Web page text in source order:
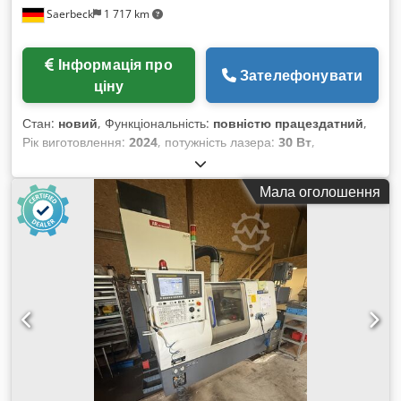
Saerbeck 1 717 km
ціну
Зателефонувати
Стан: новий, Функціональність: повністю працездатний,
Рік виготовлення: 2024, потужність лазера: 30 Вт,
максимальна товщина сталевого листа:
максимальна товщина алюмінієвого листа:50 мм,
Волоконно-лазерний різальний комплекс Durma HD-F 3015
потужністю 30 кВт, представлений компанією Durma
Maschinen GmbH, є висококласною машиною для
лазерного різання металу, розробленою для максимальної
точності й ефективності обробки. Як виробник з
представництвами у Мюнстері та Штауфенберзі, компанія
Durma Maschinen GmbH гарантує якість, надійність і
відмінний сервіс для клієнтів. Особливості: 30 кВт / 80 мм
звичайна сталь, 50 мм нержавіюча сталь Автоматичне
центрування сопла Автоматична станція зміни сопел на 26
позицій Csdpfoq Nl T Tex Af Aeha Серводвигунний стіл із
Мала оголошення